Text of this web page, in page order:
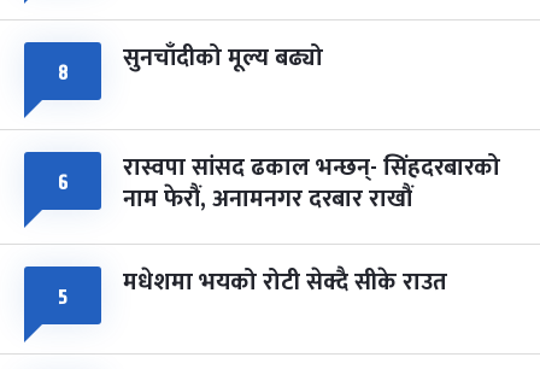
८ सुनचाँदीको मूल्य बढ्यो
६ रास्वपा सांसद ढकाल भन्छन्- सिंहदरबारको
नाम फेरौं, अनामनगर दरबार राखौं
५ मधेशमा भयको रोटी सेक्दै सीके राउत